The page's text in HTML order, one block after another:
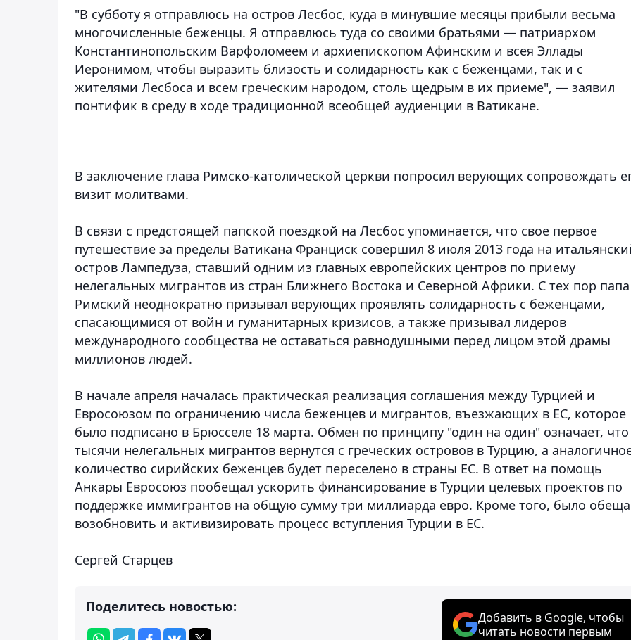
"В субботу я отправлюсь на остров Лесбос, куда в минувшие месяцы прибыли весьма
многочисленные беженцы. Я отправлюсь туда со своими братьями — патриархом
Константинопольским Варфоломеем и архиепископом Афинским и всея Эллады
Иеронимом, чтобы выразить близость и солидарность как с беженцами, так и с
жителями Лесбоса и всем греческим народом, столь щедрым в их приеме", — заявил
понтифик в среду в ходе традиционной всеобщей аудиенции в Ватикане.
В заключение глава Римско-католической церкви попросил верующих сопровождать
визит молитвами.
В связи с предстоящей папской поездкой на Лесбос упоминается, что свое первое
путешествие за пределы Ватикана Франциск совершил 8 июля 2013 года на
остров Лампедуза, ставший одним из главных европейских центров по приему
нелегальных мигрантов из стран Ближнего Востока и Северной Африки. С тех пор папа
Римский неоднократно призывал верующих проявлять солидарность с беженцами,
спасающимися от войн и гуманитарных кризисов, а также призывал лидеров
международного сообщества не оставаться равнодушными перед лицом этой драмы
миллионов людей.
В начале апреля началась практическая реализация соглашения между Турцией и
Евросоюзом по ограничению числа беженцев и мигрантов, въезжающих в ЕС, которое
было подписано в Брюсселе 18 марта. Обмен по принципу "один на один" означает, что
тысячи нелегальных мигрантов вернутся с греческих островов в Турцию, а
количество сирийских беженцев будет переселено в страны ЕС. В ответ на помощь
Анкары Евросоюз пообещал ускорить финансирование в Турции целевых проектов по
поддержке иммигрантов на общую сумму три миллиарда евро. Кроме того, было
возобновить и активизировать процесс вступления Турции в ЕС.
Сергей Старцев
Поделитесь новостью:
Добавить в Google, чтобы
читать новости первым